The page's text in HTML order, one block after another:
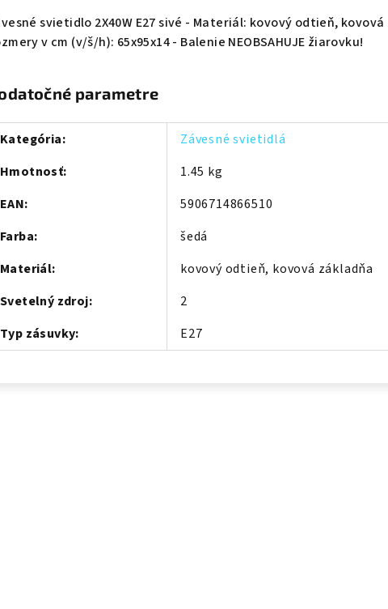
svietidlo 2X40W E27 sivé - Materiál: kovový odtieň,
v cm (v/š/h): 65x95x14 - Balenie NEOBSAHUJE žiarovku!
parametre
Kategória:
Závesné svietidlá
Hmotnosť:
1.45 kg
EAN:
5906714866510
Farba:
šedá
Materiál:
kovový odtieň, kovová základňa
Svetelný zdroj:
2
Typ zásuvky: E27